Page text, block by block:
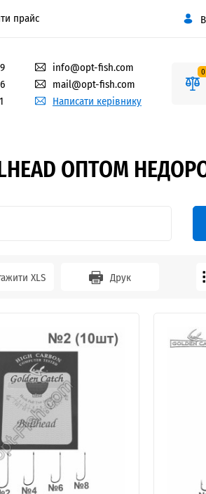
прайс
info@opt-fish.com
mail@opt-fish.com
Написати керівнику
0
ОПТОМ
XLS Друк